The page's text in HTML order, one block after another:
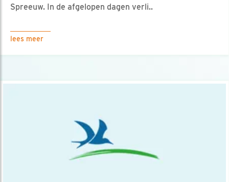
Spreeuw. In de afgelopen dagen verli..
lees meer